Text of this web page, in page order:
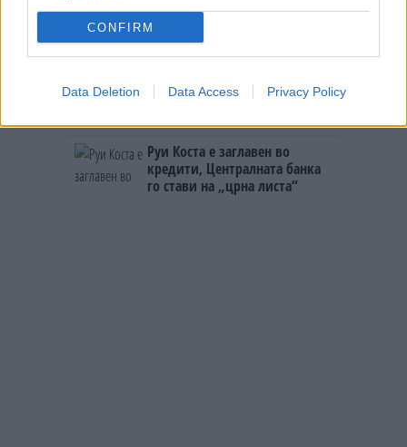
CONFIRM
Data Deletion Data Access Privacy Policy
Дубаи остана без туристи- им
даваат награди на оние кои
ќе го донесат семејството или
(Видео) ШТО ДА ПРАВИ
БУГАРКА НА ПЛАЖА ВО
Руи Коста е заглавен во
кредити, Централната банка
го стави на „црна листа“